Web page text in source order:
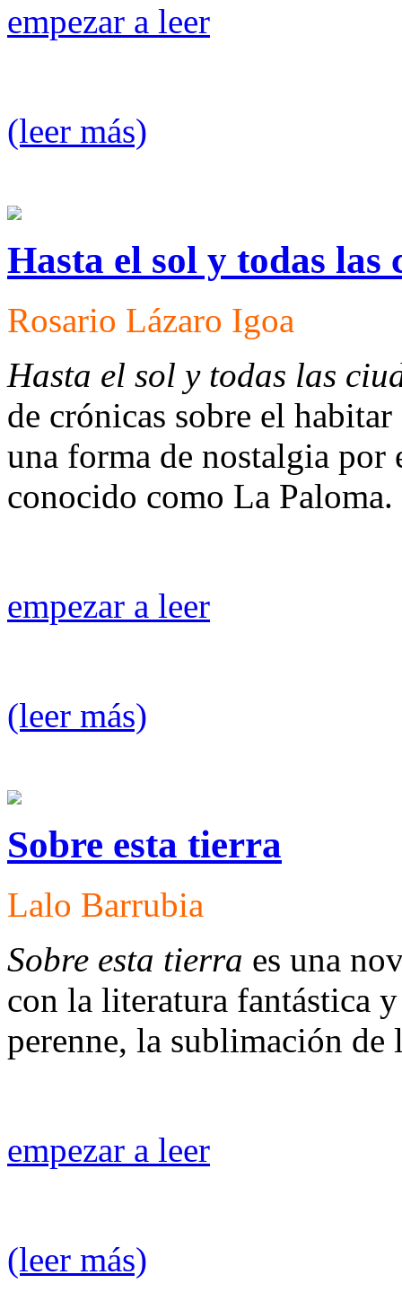
empezar a leer
(leer más)
Hasta el sol y todas las
Rosario Lázaro Igoa
Hasta el sol y todas las
de crónicas sobre el
una forma de nostalgia por
conocido como La Paloma.
empezar a leer
(leer más)
Sobre esta tierra
Lalo Barrubia
Sobre esta tierra es una
con la literatura fantástica
perenne, la sublimación
empezar a leer
(leer más)